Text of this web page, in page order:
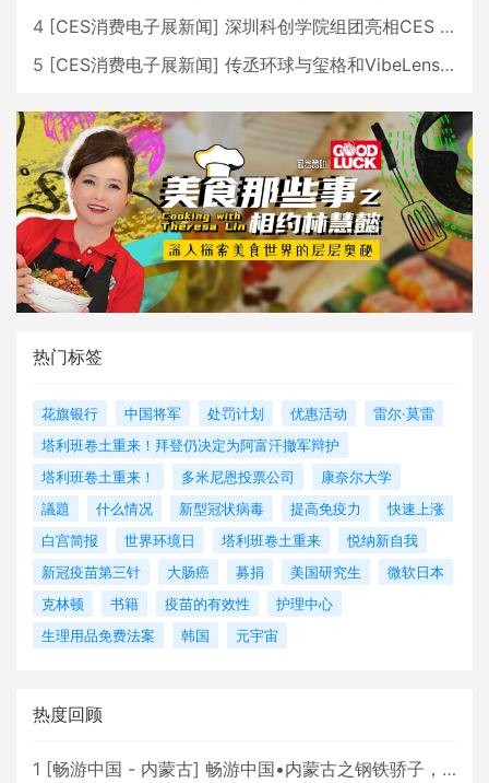
4 [CES消费电子展新闻] 深圳科创学院组团亮相CES 广受好评
5 [CES消费电子展新闻] 传丞环球与玺格和VibeLens共同推出全新耳机
热门标签
花旗银行 中国将军 处罚计划 优惠活动
雷尔·莫雷
塔利班卷土重来！拜登仍决定为阿富汗撤军辩护
塔利班卷土重来！
多米尼恩投票公司
康奈尔大学
議題
什么情况 新型冠状病毒 提高免疫力
快速上涨
白宫简报
世界环境日 塔利班卷土重来
悦纳新自我
新冠疫苗第三针
大肠癌 募捐 美国研究生
微软日本
克林顿
书籍 疫苗的有效性
护理中心
生理用品免费法案
韩国 元宇宙
热度回顾
1 [畅游中国 - 内蒙古] 畅游中国•内蒙古之钢铁骄子，魅力包头